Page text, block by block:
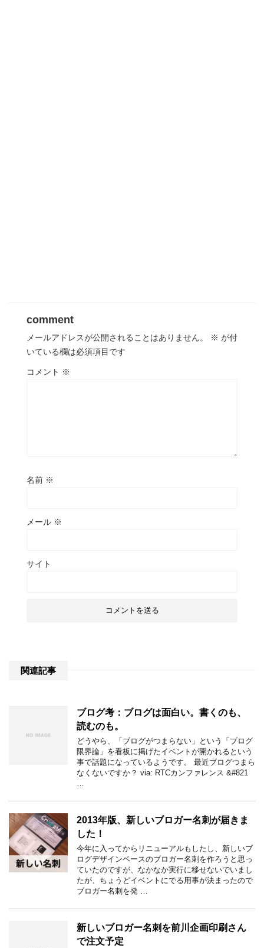
comment
メールアドレスが公開されることはありません。 ※ が付
いている欄は必須項目です
コメント ※
名前 ※
メール ※
サイト
関連記事
ブログ考：ブログは面白い。書くのも、
読むのも。
どうやら、「ブログがつまらない」という「ブログ
限界論」を看板に掲げたイベントが開かれるという
事で話題になっているようです。 最近ブログつまら
なくないですか？ via: RTCカンファレンス &#821
…
2013年版、新しいブロガー名刺が届きま
した！
今年に入ってからリニューアルもしたし、新しいブ
ログデザインベースのブロガー名刺を作ろうと思っ
ていたのですが、なかなか実行に移せないでいまし
たが、ちょうどイベントにでる用事が決まったので
ブロガー名刺を発 …
新しいブロガー名刺を前川企画印刷さん
で注文予定